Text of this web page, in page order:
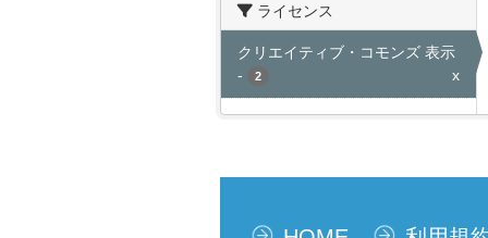
ライセンス
クリエイティブ・コモンズ 表示
-
2 x